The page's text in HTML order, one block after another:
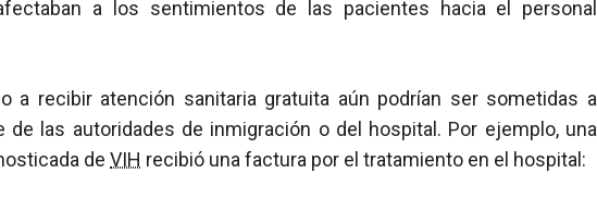
a los sentimientos de las pacientes hacia el personal
a recibir atención sanitaria gratuita aún podrían ser sometidas a
las autoridades de inmigración o del hospital. Por ejemplo, una
de VIH recibió una factura por el tratamiento en el hospital: